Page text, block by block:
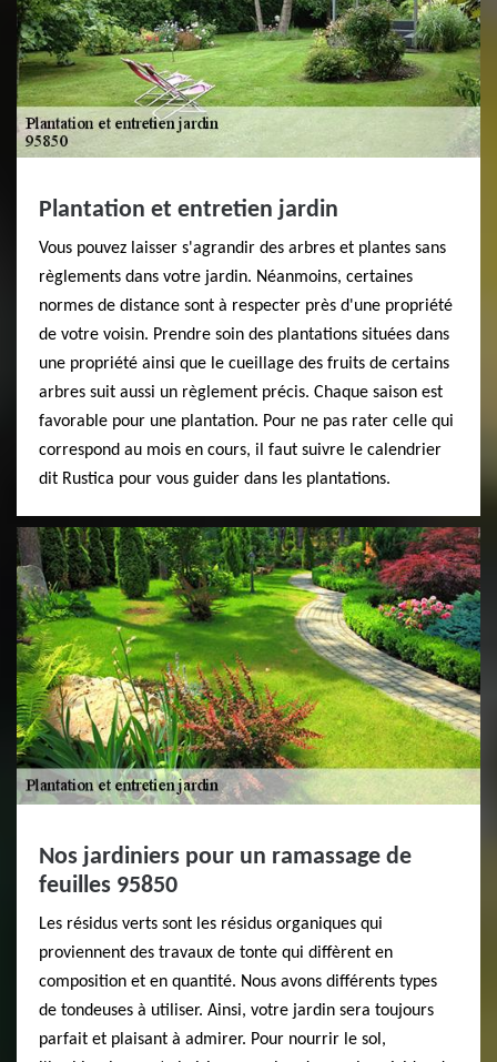
Plantation et entretien jardin
Vous pouvez laisser s'agrandir des arbres et plantes sans
règlements dans votre jardin. Néanmoins, certaines
normes de distance sont à respecter près d'une propriété
de votre voisin. Prendre soin des plantations situées dans
une propriété ainsi que le cueillage des fruits de certains
arbres suit aussi un règlement précis. Chaque saison est
favorable pour une plantation. Pour ne pas rater celle qui
correspond au mois en cours, il faut suivre le calendrier
dit Rustica pour vous guider dans les plantations.
Nos jardiniers pour un ramassage de
feuilles 95850
Les résidus verts sont les résidus organiques qui
proviennent des travaux de tonte qui diffèrent en
composition et en quantité. Nous avons différents types
de tondeuses à utiliser. Ainsi, votre jardin sera toujours
parfait et plaisant à admirer. Pour nourrir le sol,